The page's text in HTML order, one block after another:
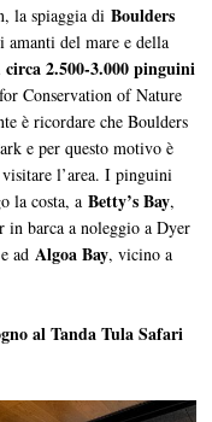
la spiaggia diBoulders
amanti del mare e della
circa 2.500-3.000 pinguini
Conservation of Nature
è ricordare che Boulders
e per questo motivo è
l’area. I pinguini
la costa, aBetty’s Bay,
in barca a noleggio a Dyer
e adAlgoa Bay, vicino a
al Tanda Tula Safari